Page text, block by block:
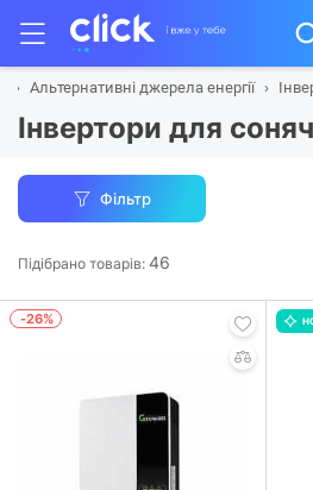
Альтернативні джерела енергії
Інвертори для
Фільтр
Підібрано товарів: 46
-26%